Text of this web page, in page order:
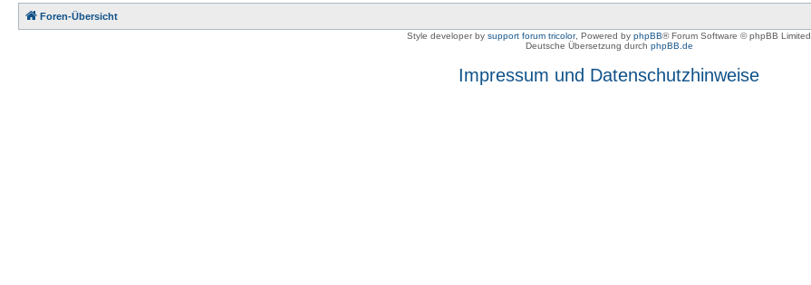
Foren-Übersicht
Style developer by support forum tricolor, Powered by phpBB® Forum Software © phpBB Limited
Deutsche Übersetzung durch phpBB.de
Impressum und Datenschutzhinweise